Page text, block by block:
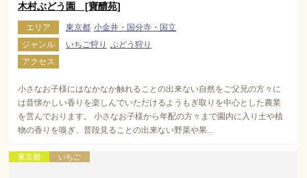
木村ぶどう園 [寶醴苑]
エリア 東京都 小金井・国分寺・国立
ジャンル
いちご狩り ぶどう狩り
アクセス
小さなお子様にはなかなか触れることの出来ない自然をご父兄の方々に
は昔懐かしい香りを楽しんでいただけるようもぎ取りを中心とした農業
を営んでおります。 小さなお子様から年配の方々まで園内に入り土や植
物の香りを嗅ぎ、普段見ることの出来ない野菜や果...
東京都 いちご